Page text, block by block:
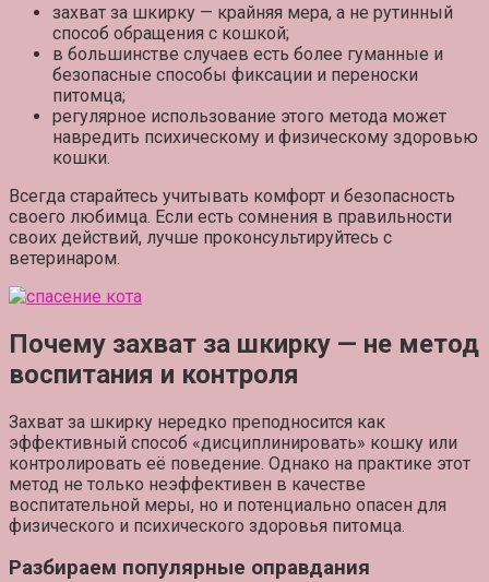
захват за шкирку — крайняя мера, а не рутинный
способ обращения с кошкой;
в большинстве случаев есть более гуманные и
безопасные способы фиксации и переноски
питомца;
регулярное использование этого метода может
навредить психическому и физическому здоровью
кошки.
Всегда старайтесь учитывать комфорт и безопасность
своего любимца. Если есть сомнения в правильности
своих действий, лучше проконсультируйтесь с
ветеринаром.
Почему захват за шкирку — не метод
воспитания и контроля
Захват за шкирку нередко преподносится как
эффективный способ «дисциплинировать» кошку или
контролировать её поведение. Однако на практике этот
метод не только неэффективен в качестве
воспитательной меры, но и потенциально опасен для
физического и психического здоровья питомца.
Разбираем популярные оправдания